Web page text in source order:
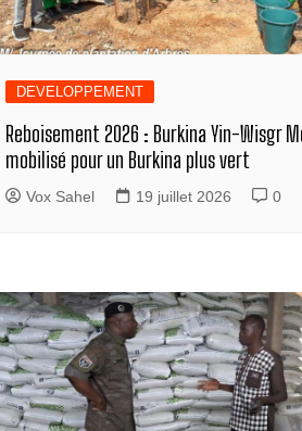
DEVELOPPEMENT
Reboisement 2026 : Burkina Yin-Wisgr
mobilisé pour un Burkina plus vert
Vox Sahel 19 juillet 2026 0